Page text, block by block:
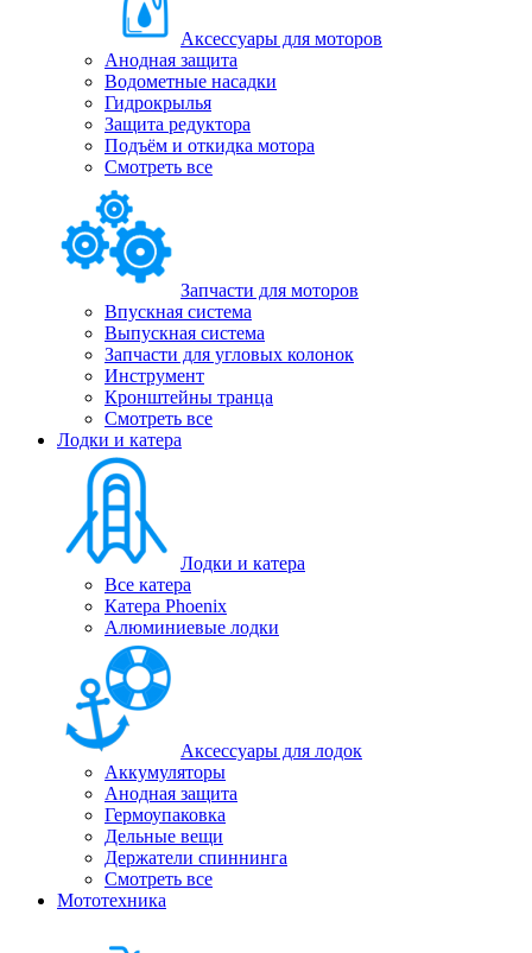
Аксессуары для моторов
Анодная защита
Водометные насадки
Гидрокрылья
Защита редуктора
Подъём и откидка мотора
Смотреть все
Запчасти для моторов
Впускная система
Выпускная система
Запчасти для угловых колонок
Инструмент
Кронштейны транца
Смотреть все
Лодки и катера
Лодки и катера
Все катера
Катера Phoenix
Алюминиевые лодки
Аксессуары для лодок
Аккумуляторы
Анодная защита
Гермоупаковка
Дельные вещи
Держатели спиннинга
Смотреть все
Мототехника